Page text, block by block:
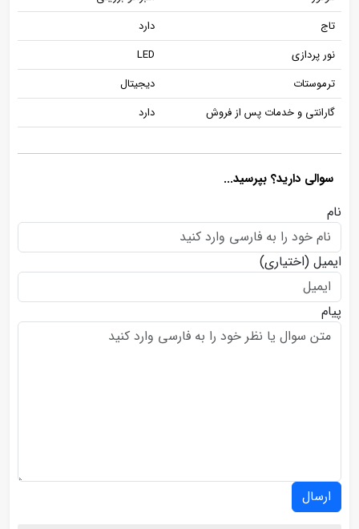
تاج
دارد
نور پردازی
LED
ترموستات
دیجیتال
گارانتی و خدمات پس از فروش
دارد
سوالی دارید؟ بپرسید...
نام
ایمیل (اختیاری)
پیام
ارسال